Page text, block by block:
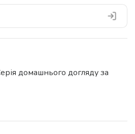
домашнього догляду за